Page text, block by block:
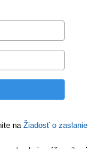
naŽiadosť o zaslanie